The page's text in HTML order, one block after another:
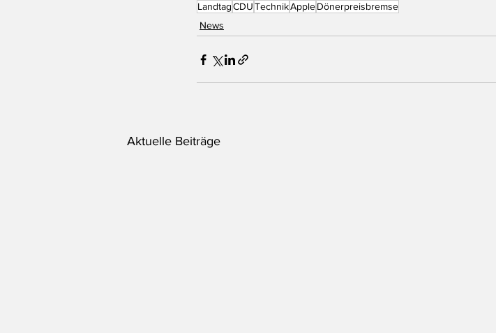
LandtagCDUTechnikAppleDönerpreisbremse
News
Aktuelle Beiträge